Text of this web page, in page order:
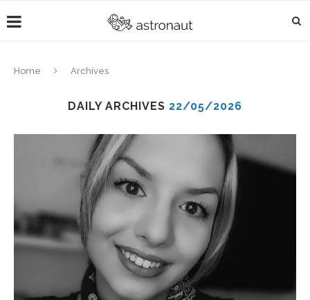
Home Archives
DAILY ARCHIVES 22/05/2026